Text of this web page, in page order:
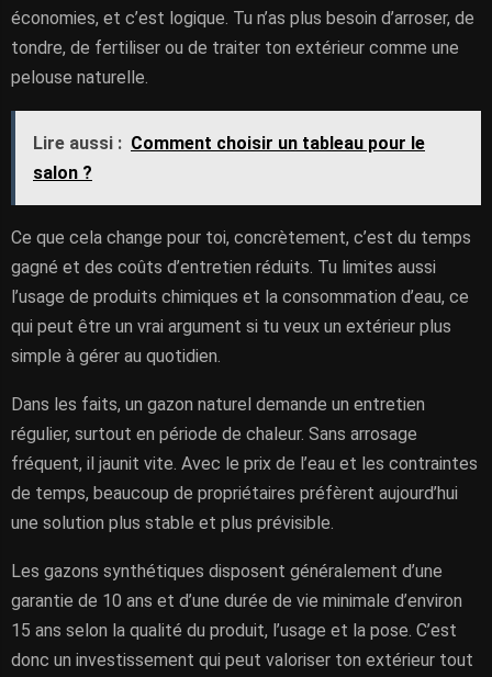
économies, et c’est logique. Tu n’as plus besoin d’arroser, de
tondre, de fertiliser ou de traiter ton extérieur comme une
pelouse naturelle.
Lire aussi : Comment choisir un tableau pour le
salon ?
Ce que cela change pour toi, concrètement, c’est du temps
gagné et des coûts d’entretien réduits. Tu limites aussi
l’usage de produits chimiques et la consommation d’eau, ce
qui peut être un vrai argument si tu veux un extérieur plus
simple à gérer au quotidien.
Dans les faits, un gazon naturel demande un entretien
régulier, surtout en période de chaleur. Sans arrosage
fréquent, il jaunit vite. Avec le prix de l’eau et les contraintes
de temps, beaucoup de propriétaires préfèrent aujourd’hui
une solution plus stable et plus prévisible.
Les gazons synthétiques disposent généralement d’une
garantie de 10 ans et d’une durée de vie minimale d’environ
15 ans selon la qualité du produit, l’usage et la pose. C’est
donc un investissement qui peut valoriser ton extérieur tout